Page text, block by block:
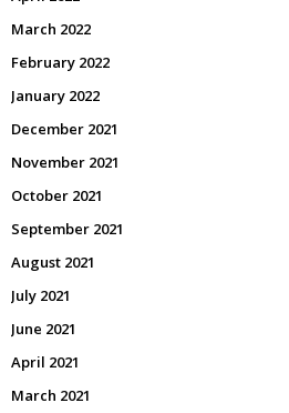
March 2022
February 2022
January 2022
December 2021
November 2021
October 2021
September 2021
August 2021
July 2021
June 2021
April 2021
March 2021